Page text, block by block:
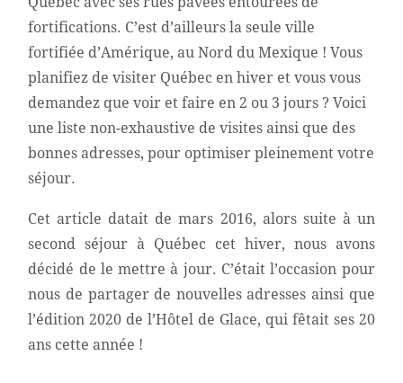
fortifications. C’est d’ailleurs la seule ville
fortifiée d’Amérique, au Nord du Mexique ! Vous
planifiez de visiter Québec en hiver et vous vous
demandez que voir et faire en 2 ou 3 jours ? Voici
une liste non-exhaustive de visites ainsi que des
bonnes adresses, pour optimiser pleinement votre
séjour.
Cet article datait de mars 2016, alors suite à un
second séjour à Québec cet hiver, nous avons
décidé de le mettre à jour. C’était l’occasion pour
nous de partager de nouvelles adresses ainsi que
l’édition 2020 de l’Hôtel de Glace, qui fêtait ses 20
ans cette année !